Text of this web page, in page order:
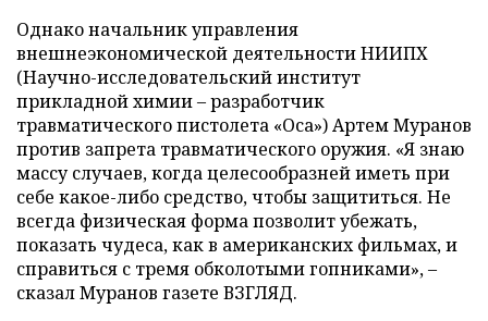
Однако начальник управления
внешнеэкономической деятельности НИИПХ
(Научно-исследовательский институт
прикладной химии – разработчик
травматического пистолета «Оса») Артем Муранов
против запрета травматического оружия. «Я знаю
массу случаев, когда целесообразней иметь при
себе какое-либо средство, чтобы защититься. Не
всегда физическая форма позволит убежать,
показать чудеса, как в американских фильмах, и
справиться с тремя обколотыми гопниками», –
сказал Муранов газете ВЗГЛЯД.